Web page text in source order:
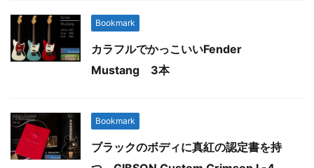
Bookmark
カラフルでかっこいいFender
Mustang 3本
Bookmark
ブラックのボディに真紅の認定書を持